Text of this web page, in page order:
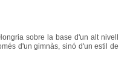
sobre la base d'un alt nivell
d'un gimnàs, sinó d'un estil de